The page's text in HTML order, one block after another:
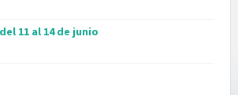
11 al 14 de junio